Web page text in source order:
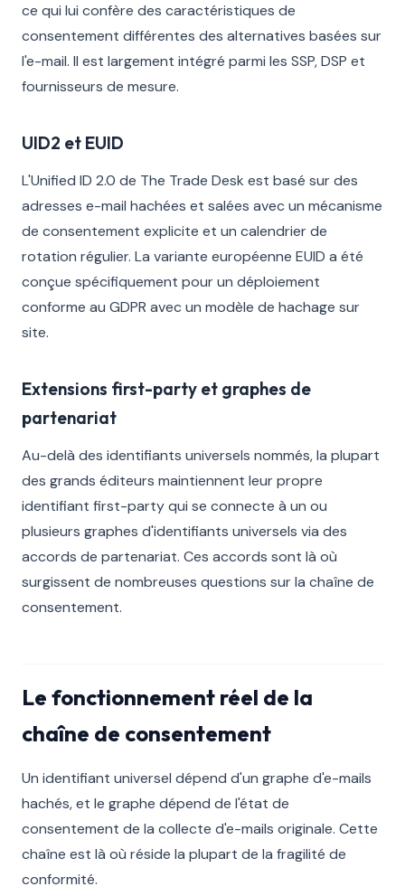
ce qui lui confère des caractéristiques de
consentement différentes des alternatives basées sur
l'e-mail. Il est largement intégré parmi les SSP, DSP et
fournisseurs de mesure.
UID2 et EUID
L'Unified ID 2.0 de The Trade Desk est basé sur des
adresses e-mail hachées et salées avec un mécanisme
de consentement explicite et un calendrier de
rotation régulier. La variante européenne EUID a été
conçue spécifiquement pour un déploiement
conforme au GDPR avec un modèle de hachage sur
site.
Extensions first-party et graphes de
partenariat
Au-delà des identifiants universels nommés, la plupart
des grands éditeurs maintiennent leur propre
identifiant first-party qui se connecte à un ou
plusieurs graphes d'identifiants universels via des
accords de partenariat. Ces accords sont là où
surgissent de nombreuses questions sur la chaîne de
consentement.
Le fonctionnement réel de la
chaîne de consentement
Un identifiant universel dépend d'un graphe d'e-mails
hachés, et le graphe dépend de l'état de
consentement de la collecte d'e-mails originale. Cette
chaîne est là où réside la plupart de la fragilité de
conformité.